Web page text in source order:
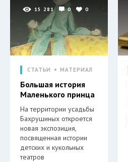
15 281 0 0
СТАТЬИ МАТЕРИАЛ
Большая история
Маленького принца
На территории усадьбы
Бахрушиных откроется
новая экспозиция,
посвященная истории
детских и кукольных
театров